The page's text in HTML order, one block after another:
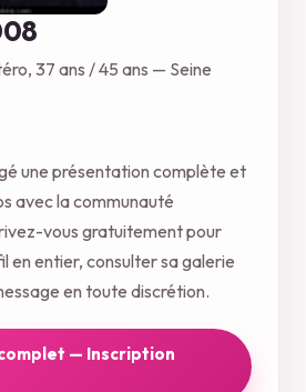
37 ans / 45 ans — Seine
une présentation complète et
avec la communauté
vous gratuitement pour
en entier, consulter sa galerie
en toute discrétion.
— Inscription